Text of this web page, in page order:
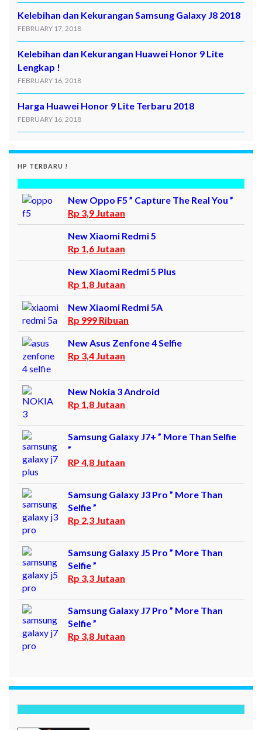
Kelebihan dan Kekurangan Samsung Galaxy J8 2018
FEBRUARY 17, 2018
Kelebihan dan Kekurangan Huawei Honor 9 Lite
Lengkap !
FEBRUARY 16, 2018
Harga Huawei Honor 9 Lite Terbaru 2018
FEBRUARY 16, 2018
HP TERBARU !
New Oppo F5 ” Capture The Real You ”
Rp 3,9 Jutaan
New Xiaomi Redmi 5
Rp 1,6 Jutaan
New Xiaomi Redmi 5 Plus
Rp 1,8 Jutaan
New Xiaomi Redmi 5A
Rp 999 Ribuan
New Asus Zenfone 4 Selfie
Rp 3,4 Jutaan
New Nokia 3 Android
Rp 1,8 Jutaan
Samsung Galaxy J7+ ” More Than Selfie
”
RP 4,8 Jutaan
Samsung Galaxy J3 Pro ” More Than
Selfie ”
Rp 2,3 Jutaan
Samsung Galaxy J5 Pro ” More Than
Selfie ”
Rp 3,3 Jutaan
Samsung Galaxy J7 Pro ” More Than
Selfie ”
Rp 3,8 Jutaan